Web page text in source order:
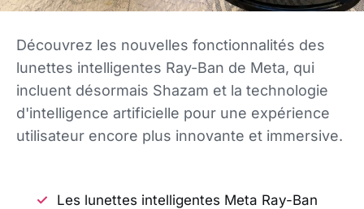
Découvrez les nouvelles fonctionnalités des
lunettes intelligentes Ray-Ban de Meta, qui
incluent désormais Shazam et la technologie
d'intelligence artificielle pour une expérience
utilisateur encore plus innovante et immersive.
Les lunettes intelligentes Meta Ray-Ban